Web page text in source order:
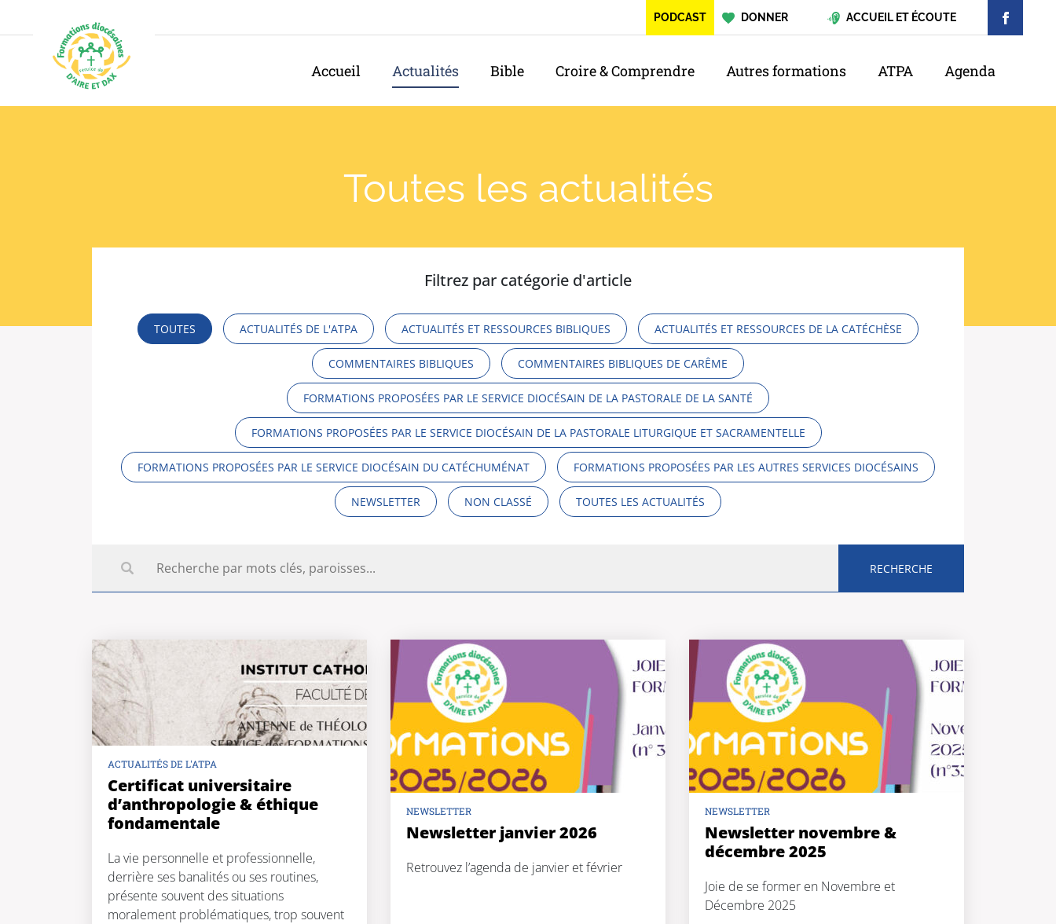
PODCAST DONNER ACCUEIL ET ÉCOUTE
Accueil Actualités Bible Croire & Comprendre Autres formations ATPA Agenda
Toutes les actualités
Filtrez par catégorie d'article
TOUTES ACTUALITÉS DE L'ATPA ACTUALITÉS ET RESSOURCES BIBLIQUES ACTUALITÉS ET RESSOURCES DE LA CATÉCHÈSE
COMMENTAIRES BIBLIQUES COMMENTAIRES BIBLIQUES DE CARÊME
FORMATIONS PROPOSÉES PAR LE SERVICE DIOCÉSAIN DE LA PASTORALE DE LA SANTÉ
FORMATIONS PROPOSÉES PAR LE SERVICE DIOCÉSAIN DE LA PASTORALE LITURGIQUE ET SACRAMENTELLE
FORMATIONS PROPOSÉES PAR LE SERVICE DIOCÉSAIN DU CATÉCHUMÉNAT FORMATIONS PROPOSÉES PAR LES AUTRES SERVICES DIOCÉSAINS
NEWSLETTER NON CLASSÉ TOUTES LES ACTUALITÉS
ACTUALITÉS DE L'ATPA
Certificat universitaire
d’anthropologie & éthique
fondamentale
La vie personnelle et professionnelle,
derrière ses banalités ou ses routines,
présente souvent des situations
moralement problématiques, trop souvent
NEWSLETTER
Newsletter janvier 2026
Retrouvez l’agenda de janvier et février
NEWSLETTER
Newsletter novembre &
décembre 2025
Joie de se former en Novembre et
Décembre 2025